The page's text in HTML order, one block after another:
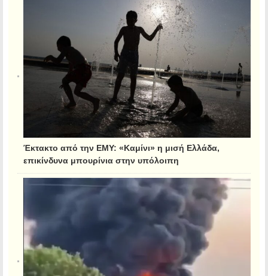
Έκτακτο από την ΕΜΥ: «Καμίνι» η μισή Ελλάδα,
επικίνδυνα μπουρίνια στην υπόλοιπη